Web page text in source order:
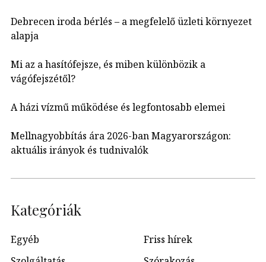
Debrecen iroda bérlés – a megfelelő üzleti környezet
alapja
Mi az a hasítófejsze, és miben különbözik a
vágófejszétől?
A házi vízmű működése és legfontosabb elemei
Mellnagyobbítás ára 2026-ban Magyarországon:
aktuális irányok és tudnivalók
Kategóriák
Egyéb
Friss hírek